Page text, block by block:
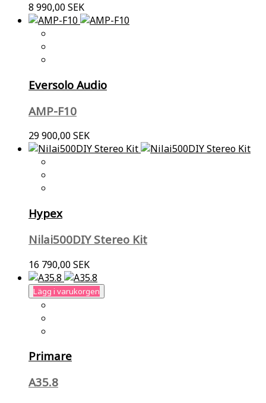
8 990,00 SEK
Eversolo Audio
AMP-F10
29 900,00 SEK
Hypex
Nilai500DIY Stereo Kit
16 790,00 SEK
Lägg i varukorgen
Primare
A35.8